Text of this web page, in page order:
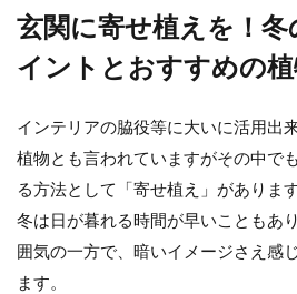
中楽しみたい。
て寄せ植えを飾り
寄せ植えとギ
え方や必要な
季節の花やグリ
飾っているお宅
えとはちょっ...
玄関に寄せ植えを！
イントとおすすめの
インテリアの脇役等に大いに活用出
植物とも言われていますがその中で
る方法として「寄せ植え」があります
冬は日が暮れる時間が早いこともあ
囲気の一方で、暗いイメージさえ感
ます。